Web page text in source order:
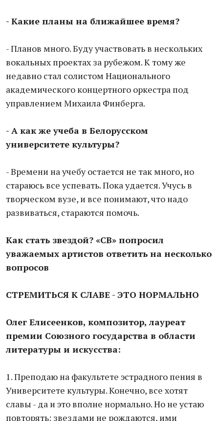
- Какие планы на ближайшее время?
- Планов много. Буду участвовать в нескольких
вокальных проектах за рубежом. К тому же
недавно стал солистом Национального
академического концертного оркестра под
управлением Михаила Финберга.
- А как же учеба в Белорусском
университете культуры?
- Времени на учебу остается не так много, но
стараюсь все успевать. Пока удается. Учусь в
творческом вузе, и все понимают, что надо
развиваться, стараются помочь.
Как стать звездой? «СВ» попросил
уважаемых артистов ответить на несколько
вопросов
СТРЕМИТЬСЯ К СЛАВЕ - ЭТО НОРМАЛЬНО
Олег Елисеенков, композитор, лауреат
премии Союзного государства в области
литературы и искусства:
1. Преподаю на факультете эстрадного пения в
Университете культуры. Конечно, все хотят
славы - да и это вполне нормально. Но не устаю
повторять: звездами не рождаются, ими